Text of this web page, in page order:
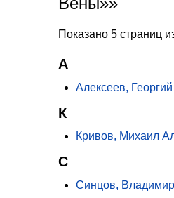
Показано 5 страниц
А
Алексеев,
К
Кривов, Михаил
С
Синцов,